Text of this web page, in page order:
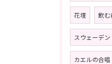
花壇 飲む
スウェーデン
カエルの合唱